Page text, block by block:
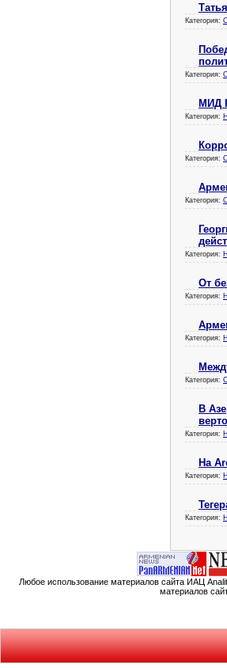
Категория:
Категория:
МИД
Категория:
Категория:
Категория:
Категория:
От
Категория:
Категория:
Категория:
В
Категория:
На
Категория:
Категория:
Любое использование материалов сайта ИАЦ
материалов